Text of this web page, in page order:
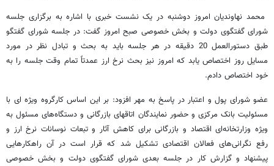
محمد نهاوندیان امروز دوشنبه در یک نشست خبری با اشاره به برگزاری جلسه
شورای گفتگوی دولت و بخش خصوصی صبح امروز گفت: در جلسه شورای گفتگو
طبق دستورالعمل 20 دقیقه در هر جلسه باید به بحث و تبادل نظر در مورد
مسایل روز اختصاص یابد که امروز نیز بحث نرخ ارز عمدتاً تمام وقت جلسه را به
خود اختصاص دادم.
عضو شورای پول و اعتبار در پاسخ به مهر افزود: بر این اساس کارگروه ویژه ای با
مسئولیت بانک مرکزی و حضور نمایندگان اتاقهای بازرگانی و دستگاه‌های مسئول به
ویژه وزارتخانه‌ای اقتصاد و بازرگانی برای کاهش آثار و تبعات نوسانات نرخ ارز و
رفع نگرانی‌های فعالان اقتصادی تشکیل شد که قرار است در آن راهکارهایی
پیشنهاد و گزارش کار در جلسه بعدی شورای گفتگوی دولت و بخش خصوصی